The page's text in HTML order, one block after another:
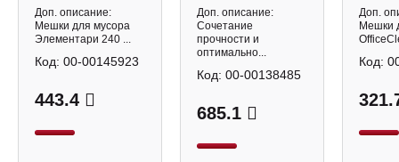
черные, 10шт/уп
"Элементари"
1634993
Доп. описание:
Мешки для мусора
Элементари 240 ...
443.4
Код: 00-00145923
черные, 50шт/уп
"Econom"
PM1250E
Доп. описание:
Сочетание
прочности и
оптимально...
685.1
Код: 00-00138485
рул
Доп.
Мешки
Код: